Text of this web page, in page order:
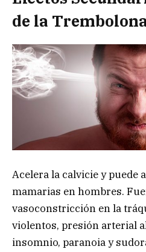
de la
Acelera la calvicie y puede
mamarias en hombres.
vasoconstricción en la
violentos, presión arterial
insomnio, paranoia y